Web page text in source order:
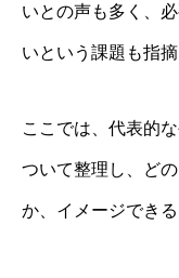
いとの声も多く、
いという課題も指摘
ここでは、代表的
ついて整理し、ど
か、イメージできる